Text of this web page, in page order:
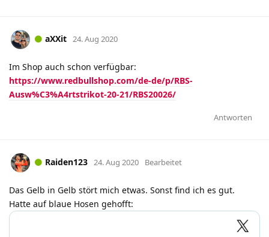
aXXit 24. Aug 2020
Im Shop auch schon verfügbar:
https://www.redbullshop.com/de-de/p/RBS-
Ausw%C3%A4rtstrikot-20-21/RBS20026/
Antworten
Raiden123 24. Aug 2020 Bearbeitet
Das Gelb in Gelb stört mich etwas. Sonst find ich es gut.
Hatte auf blaue Hosen gehofft: